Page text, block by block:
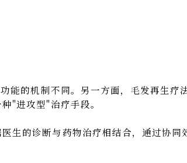
能的机制不同。另一方面，毛发再生疗
"进攻型"治疗手段。
生的诊断与药物治疗相结合，通过协同